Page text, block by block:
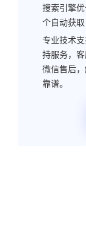
搜索引擎
个自动获取
专业技术
持服务，
微信售后
靠谱。